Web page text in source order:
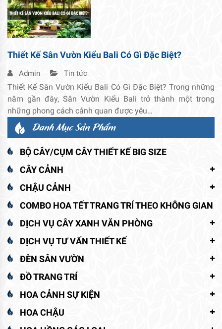
Thiết Kế Sân Vườn Kiểu Bali Có Gì Đặc Biệt?
Admin Tin tức
Thiết Kế Sân Vườn Kiểu Bali Có Gì Đặc Biệt? Trong những
năm gần đây, Sân Vườn Kiểu Bali trở thành một trong
những phong cách cảnh quan được yêu…
Danh Mục Sản Phẩm
BỘ CÂY/CỤM CÂY THIẾT KẾ BIG SIZE
CÂY CẢNH
CHẬU CẢNH
COMBO HOA TẾT TRANG TRÍ THEO KHÔNG GIAN
DỊCH VỤ CÂY XANH VĂN PHÒNG
DỊCH VỤ TƯ VẤN THIẾT KẾ
ĐÈN SÂN VƯỜN
ĐỒ TRANG TRÍ
HOA CẢNH SỰ KIỆN
HOA CHẬU